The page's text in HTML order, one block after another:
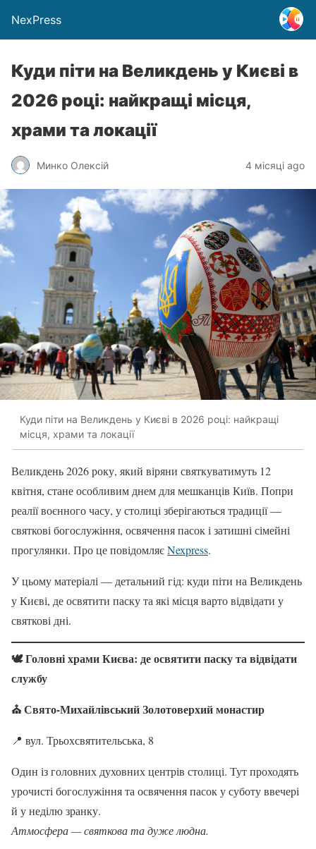
NexPress
Куди піти на Великдень у Києві в
2026 році: найкращі місця,
храми та локації
Минко Олексій 4 місяці ago
Куди піти на Великдень у Києві в 2026 році: найкращі
місця, храми та локації
Великдень 2026 року, який віряни святкуватимуть 12
квітня, стане особливим днем для мешканців Київ. Попри
реалії воєнного часу, у столиці зберігаються традиції —
святкові богослужіння, освячення пасок і затишні сімейні
прогулянки. Про це повідомляєNexpress.
У цьому матеріалі — детальний гід: куди піти на Великдень
у Києві, де освятити паску та які місця варто відвідати у
святкові дні.
🕊 Головні храми Києва: де освятити паску та відвідати
службу
⛪ Свято-Михайлівський Золотоверхий монастир
📍 вул. Трьохсвятительська, 8
Один із головних духовних центрів столиці. Тут проходять
урочисті богослужіння та освячення пасок у суботу ввечері
й у неділю зранку.
Атмосфера — святкова та дуже людна.